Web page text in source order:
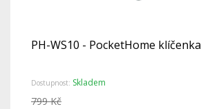
PH-WS10 - PocketHome klíčenka
Dostupnost: Skladem
799 Kč